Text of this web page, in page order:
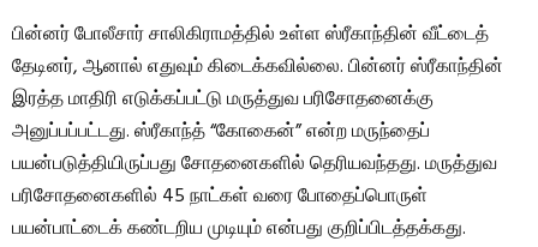
பின்னர் போலீசார் சாலிகிராமத்தில் உள்ள ஸ்ரீகாந்தின் வீட்டைத்
தேடினர், ஆனால் எதுவும் கிடைக்கவில்லை. பின்னர் ஸ்ரீகாந்தின்
இரத்த மாதிரி எடுக்கப்பட்டு மருத்துவ பரிசோதனைக்கு
அனுப்பப்பட்டது. ஸ்ரீகாந்த் “கோகைன்” என்ற மருந்தைப்
பயன்படுத்தியிருப்பது சோதனைகளில் தெரியவந்தது. மருத்துவ
பரிசோதனைகளில் 45 நாட்கள் வரை போதைப்பொருள்
பயன்பாட்டைக் கண்டறிய முடியும் என்பது குறிப்பிடத்தக்கது.